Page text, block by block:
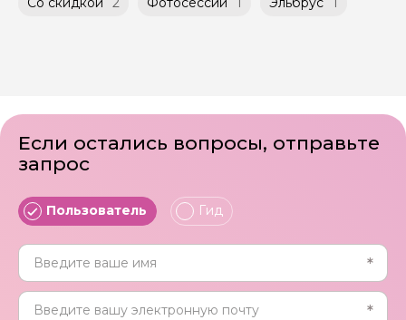
Если остались вопросы, отправьте
запрос
Пользователь Гид